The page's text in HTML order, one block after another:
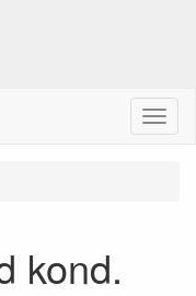
M
e
kond.